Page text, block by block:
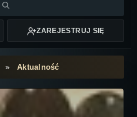
ZAREJESTRUJ SIĘ
»Aktualność